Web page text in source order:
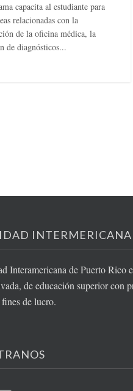
capacita al estudiante para
relacionadas con la
de la oficina médica, la
de diagnósticos...
INTERMERICANA
Interamericana de Puerto Rico
de educación superior con
de lucro.